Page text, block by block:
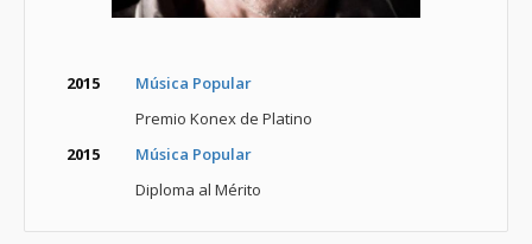
2015
Música Popular
Premio Konex de Platino
2015
Música Popular
Diploma al Mérito